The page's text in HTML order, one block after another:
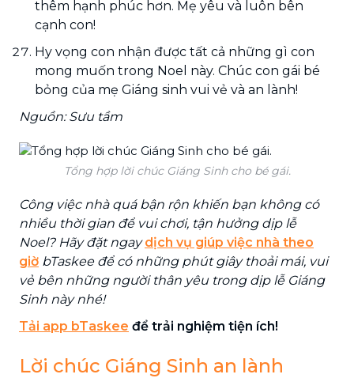
thêm hạnh phúc hơn. Mẹ yêu và luôn bên
cạnh con!
Hy vọng con nhận được tất cả những gì con
mong muốn trong Noel này. Chúc con gái bé
bỏng của mẹ Giáng sinh vui vẻ và an lành!
Nguồn: Sưu tầm
Tổng hợp lời chúc Giáng Sinh cho bé gái.
Công việc nhà quá bận rộn khiến bạn không có
nhiều thời gian để vui chơi, tận hưởng dịp lễ
Noel? Hãy đặt ngaydịch vụ giúp việc nhà theo
giờ bTaskee để có những phút giây thoải mái, vui
vẻ bên những người thân yêu trong dịp lễ Giáng
Sinh này nhé!
Tải app bTaskee để trải nghiệm tiện ích!
Lời chúc Giáng Sinh an lành